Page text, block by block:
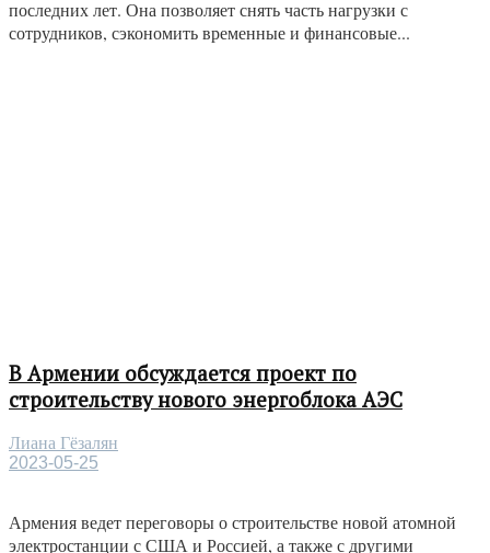
последних лет. Она позволяет снять часть нагрузки с
сотрудников, сэкономить временные и финансовые...
В Армении обсуждается проект по
строительству нового энергоблока АЭС
Лиана Гёзалян
2023-05-25
Армения ведет переговоры о строительстве новой атомной
электростанции с США и Россией, а также с другими